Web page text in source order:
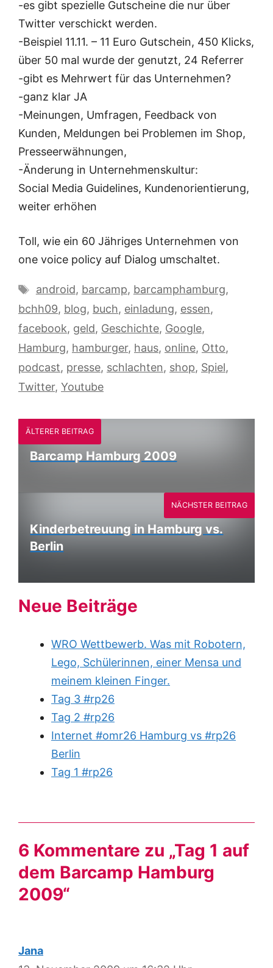
-es gibt spezielle Gutscheine die nur über
Twitter verschickt werden.
-Beispiel 11.11. – 11 Euro Gutschein, 450 Klicks,
über 50 mal wurde der genutzt, 24 Referrer
-gibt es Mehrwert für das Unternehmen?
-ganz klar JA
-Meinungen, Umfragen, Feedback von
Kunden, Meldungen bei Problemen im Shop,
Presseerwähnungen,
-Änderung in Unternehmenskultur:
Social Media Guidelines, Kundenorientierung,
weiter erhöhen
Toll, wie ein 60 Jähriges Unternehmen von
one voice policy auf Dialog umschaltet.
Schlagwörter
android, barcamp, barcamphamburg,
bchh09, blog, buch, einladung, essen,
facebook, geld, Geschichte, Google,
Hamburg, hamburger, haus, online, Otto,
podcast, presse, schlachten, shop, Spiel,
Twitter, Youtube
ÄLTERER BEITRAG
Barcamp Hamburg 2009
Kinderbetreuung in Hamburg vs.
Berlin
NÄCHSTER BEITRAG
Neue Beiträge
WRO Wettbewerb. Was mit Robotern,
Lego, Schülerinnen, einer Mensa und
meinem kleinen Finger.
Tag 3 #rp26
Tag 2 #rp26
Internet #omr26 Hamburg vs #rp26
Berlin
Tag 1 #rp26
6 Kommentare zu „Tag 1 auf
dem Barcamp Hamburg
2009“
Jana